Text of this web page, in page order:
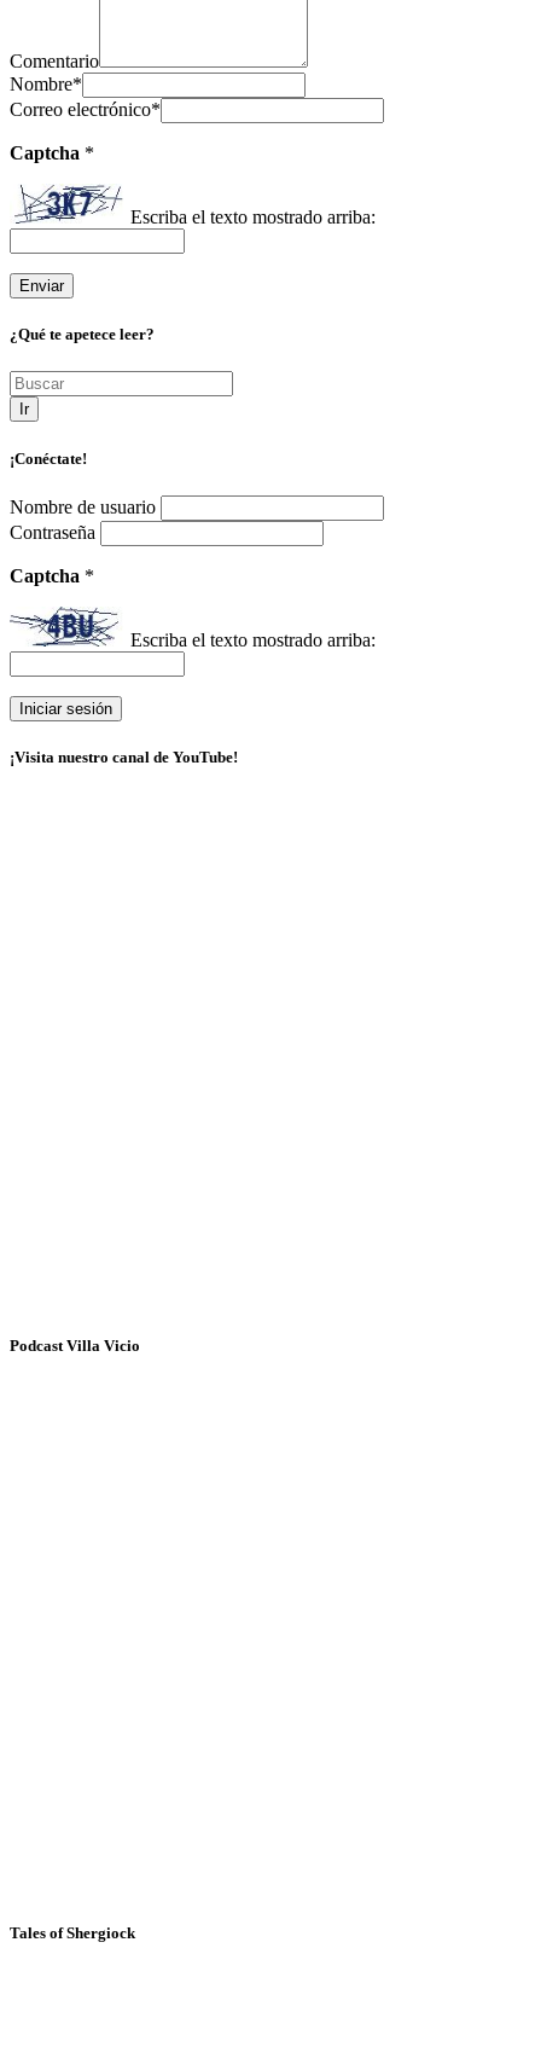
Comentario
Nombre*
Correo electrónico*
Captcha *
Escriba el texto mostrado arriba:
¿Qué te apetece leer?
Ir
¡Conéctate!
Nombre de usuario
Contraseña
Captcha *
Escriba el texto mostrado arriba:
¡Visita nuestro canal de YouTube!
Podcast Villa Vicio
Tales of Shergiock